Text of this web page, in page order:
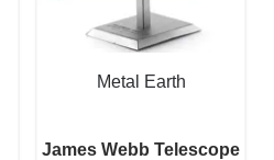
Metal Earth
James Webb Telescope